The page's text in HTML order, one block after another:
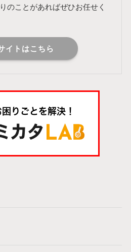
のことがあればぜひお任せく
イトはこちら